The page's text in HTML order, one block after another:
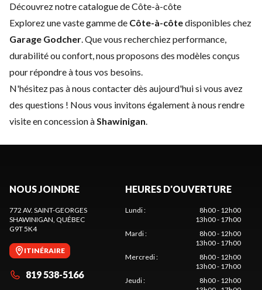
Découvrez notre catalogue de Côte-à-côte
Explorez une vaste gamme de Côte-à-côtedisponibles chez
Garage Godcher. Que vous recherchiez performance,
durabilité ou confort, nous proposons des modèles conçus
pour répondre à tous vos besoins.
N'hésitez pas ànous contacterdès aujourd'hui si vous avez
des questions ! Nous vous invitons également à nous rendre
visite en concession àShawinigan.
NOUS JOINDRE
772 AV. SAINT-GEORGES
SHAWINIGAN, QUÉBEC
G9T 5K4
ITINÉRAIRE
819 538-5166
HEURES D'OUVERTURE
Lundi:
8h00 - 12h00
13h00 - 17h00
Mardi:
8h00 - 12h00
13h00 - 17h00
Mercredi:
8h00 - 12h00
13h00 - 17h00
Jeudi:
8h00 - 12h00